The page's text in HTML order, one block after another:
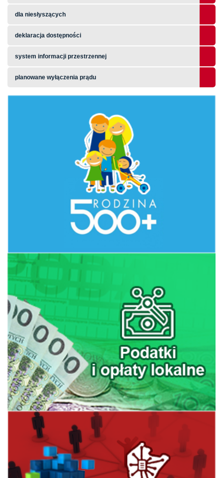
dla niesłyszących
deklaracja dostępności
system informacji przestrzennej
planowane wyłączenia prądu